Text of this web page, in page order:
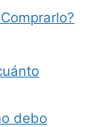
debo